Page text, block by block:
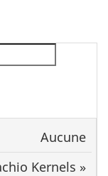
Format
Aucune
Kernels »